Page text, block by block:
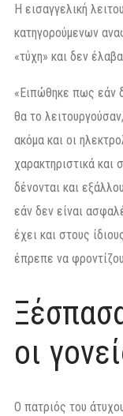
Η εισαγγελική
κατηγορούμενων
«τύχη» και δεν
«Ειπώθηκε πως εάν
θα το
ακόμα και οι
χαρακτηριστικά και
δένονται και
εάν δεν είναι
έχει και στους
έπρεπε να
οι
Ο πατριός του